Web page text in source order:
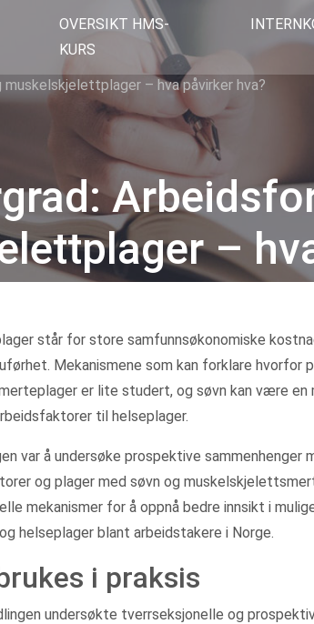
OVERSIKT HMS-
KURS
– hva påvirker hva?
–
står for store samfunnsøkonomiske
Mekanismene som kan forklare hvorfor
er lite studert, og søvn kan være en
til helseplager.
var å undersøke prospektive sammenhenger
og plager med søvn og
mekanismer for å oppnå bedre innsikt i
helseplager blant arbeidstakere i Norge.
i praksis
undersøkte tverrseksjonelle og